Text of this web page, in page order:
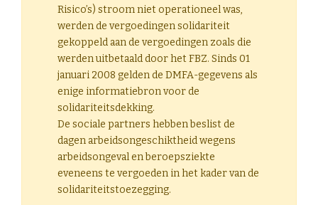
Risico’s) stroom niet operationeel was,
werden de vergoedingen solidariteit
gekoppeld aan de vergoedingen zoals die
werden uitbetaald door het FBZ. Sinds 01
januari 2008 gelden de DMFA-gegevens als
enige informatiebron voor de
solidariteitsdekking.
De sociale partners hebben beslist de
dagen arbeidsongeschiktheid wegens
arbeidsongeval en beroepsziekte
eveneens te vergoeden in het kader van de
solidariteitstoezegging.